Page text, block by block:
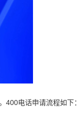
400电话申请流程如下：